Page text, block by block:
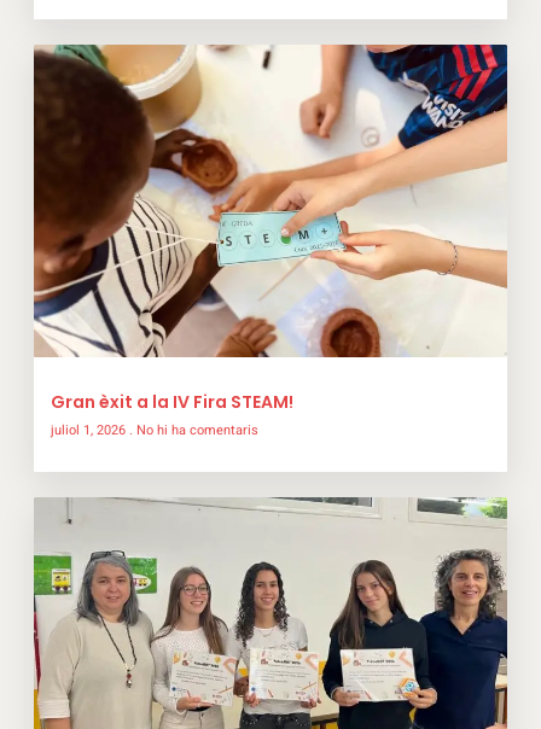
Gran èxit a la IV Fira STEAM!
juliol 1, 2026 No hi ha comentaris